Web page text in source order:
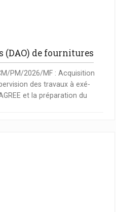
(DAO) de fournitures
PM/2026/MF : Acquisition
des travaux à exé-
et la préparation du